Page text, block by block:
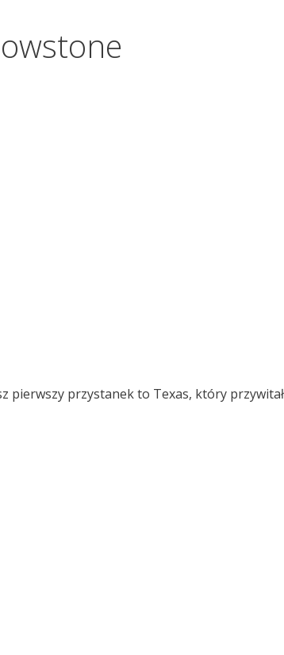
przystanek to Texas, który